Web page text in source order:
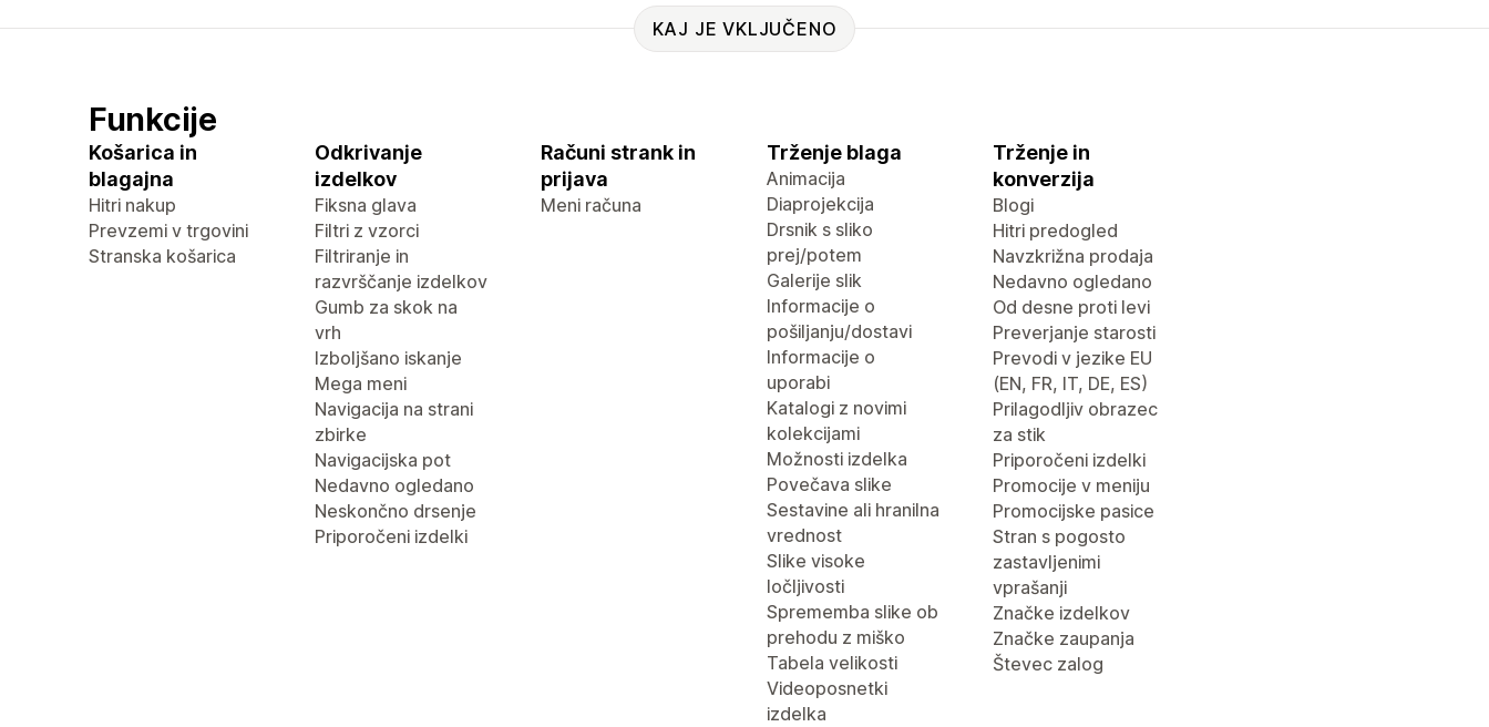
KAJ JE VKLJUČENO
Funkcije
Košarica in
blagajna
Hitri nakup
Prevzemi v trgovini
Stranska košarica
Odkrivanje
izdelkov
Fiksna glava
Filtri z vzorci
Filtriranje in
razvrščanje izdelkov
Gumb za skok na
vrh
Izboljšano iskanje
Mega meni
Navigacija na strani
zbirke
Navigacijska pot
Nedavno ogledano
Neskončno drsenje
Priporočeni izdelki
Računi strank in
prijava
Meni računa
Trženje blaga
Animacija
Diaprojekcija
Drsnik s sliko
prej/potem
Galerije slik
Informacije o
pošiljanju/dostavi
Informacije o
uporabi
Katalogi z novimi
kolekcijami
Možnosti izdelka
Povečava slike
Sestavine ali hranilna
vrednost
Slike visoke
ločljivosti
Sprememba slike ob
prehodu z miško
Tabela velikosti
Videoposnetki
izdelka
Trženje in
konverzija
Blogi
Hitri predogled
Navzkrižna prodaja
Nedavno ogledano
Od desne proti levi
Preverjanje starosti
Prevodi v jezike EU
(EN, FR, IT, DE, ES)
Prilagodljiv obrazec
za stik
Priporočeni izdelki
Promocije v meniju
Promocijske pasice
Stran s pogosto
zastavljenimi
vprašanji
Značke izdelkov
Značke zaupanja
Števec zalog